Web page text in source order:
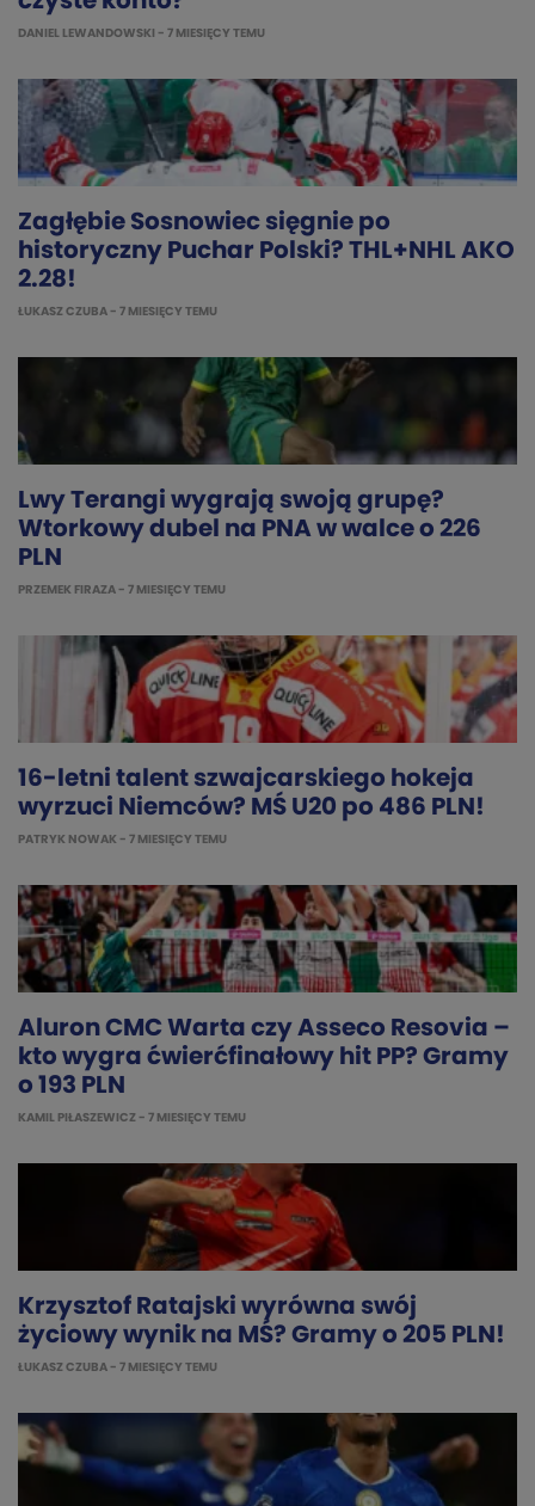
DANIEL LEWANDOWSKI - 7 MIESIĘCY TEMU
Zagłębie Sosnowiec sięgnie po
historyczny Puchar Polski? THL+NHL AKO
2.28!
ŁUKASZ CZUBA - 7 MIESIĘCY TEMU
Lwy Terangi wygrają swoją grupę?
Wtorkowy dubel na PNA w walce o 226
PLN
PRZEMEK FIRAZA - 7 MIESIĘCY TEMU
16-letni talent szwajcarskiego hokeja
wyrzuci Niemców? MŚ U20 po 486 PLN!
PATRYK NOWAK - 7 MIESIĘCY TEMU
Aluron CMC Warta czy Asseco Resovia –
kto wygra ćwierćfinałowy hit PP? Gramy
o 193 PLN
KAMIL PIŁASZEWICZ - 7 MIESIĘCY TEMU
Krzysztof Ratajski wyrówna swój
życiowy wynik na MŚ? Gramy o 205 PLN!
ŁUKASZ CZUBA - 7 MIESIĘCY TEMU